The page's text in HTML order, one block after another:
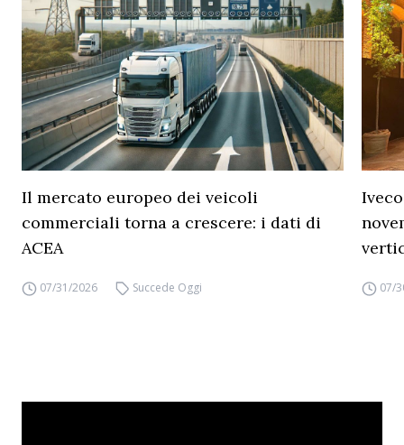
Il mercato europeo dei veicoli
commerciali torna a crescere: i dati di
ACEA
07/31/2026 Succede Oggi 07/